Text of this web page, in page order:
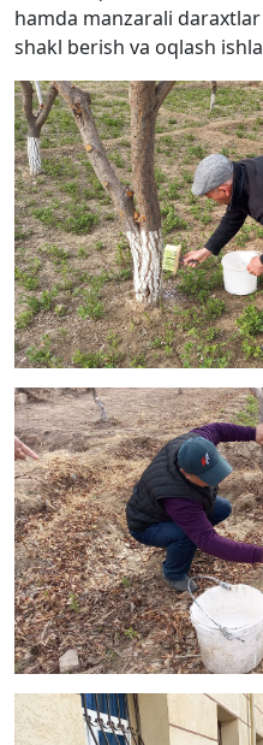
hamda manzarali
shakl berish va oqlash